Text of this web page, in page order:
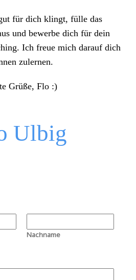
für dich klingt, fülle das
und bewerbe dich für dein
Ich freue mich darauf dich
zulernen.
Grüße, Flo :)
Ulbig
Nachname